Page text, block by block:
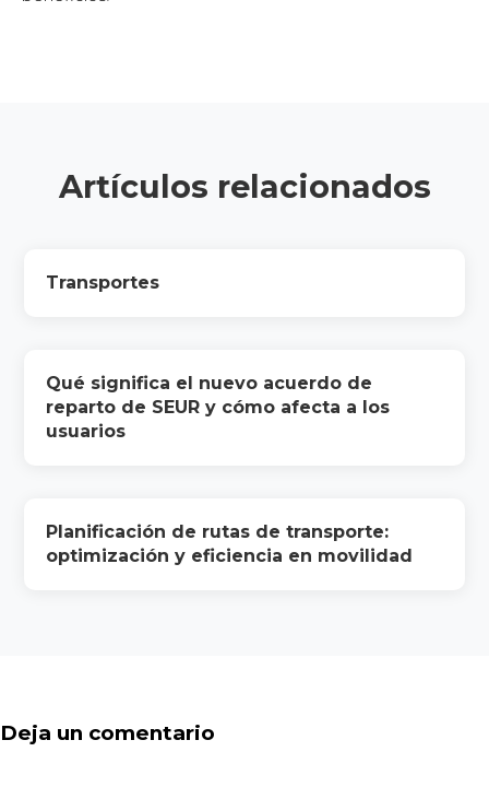
Artículos relacionados
Transportes
Qué significa el nuevo acuerdo de
reparto de SEUR y cómo afecta a los
usuarios
Planificación de rutas de transporte:
optimización y eficiencia en movilidad
Deja un comentario